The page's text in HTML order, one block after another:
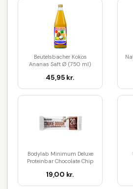
Beutelsbacher Kokos
Ananas Saft Ø (750 ml)
45,95 kr.
Bodylab Minimum Deluxe
Proteinbar Chocolate Chip
19,00 kr.